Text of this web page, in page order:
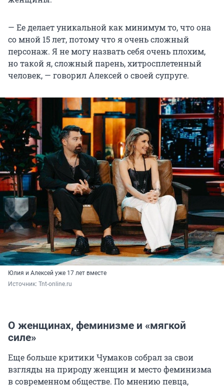
— Ее делает уникальной как минимум то, что она
со мной 15 лет, потому что я очень сложный
персонаж. Я не могу назвать себя очень плохим,
но такой я, сложный парень, хитросплетенный
человек, — говорил Алексей о своей супруге.
Юлия и Алексей уже 17 лет вместе
Источник: Tnt-online.ru
О женщинах, феминизме и «мягкой
силе»
Еще больше критики Чумаков собрал за свои
взгляды на природу женщин и место феминизма
в современном обществе. По мнению певца,